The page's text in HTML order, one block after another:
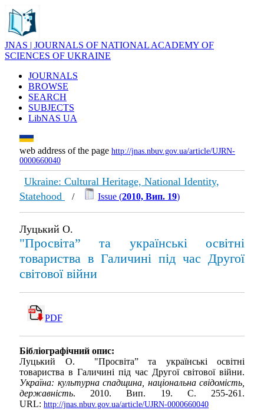
JNAS | JOURNALS OF NATIONAL ACADEMY OF
SCIENCES OF UKRAINE
JOURNALS
BROWSE
SEARCH
SUBJECTS
LibNAS UA
web address of the page http://jnas.nbuv.gov.ua/article/UJRN-
0000660040
Ukraine: Cultural Heritage, National Identity,
Statehood
/ Issue (2010, Вип. 19)
Луцький О.
"Просвіта” та українські освітні
товариства в Галичині під час Другої
світової війни
PDF
Бібліографічний опис:
Луцький О. "Просвіта” та українські освітні
товариства в Галичині під час Другої світової війни.
Україна: культурна спадщина, національна свідомість,
державність. 2010. Вип. 19. С. 255-261.
URL: http://jnas.nbuv.gov.ua/article/UJRN-0000660040